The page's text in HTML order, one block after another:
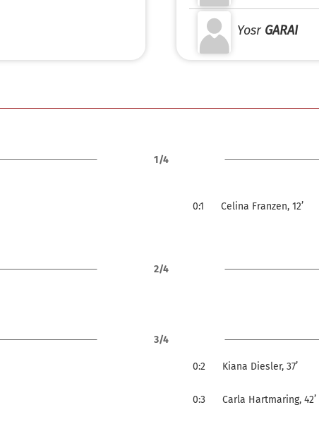
Yosr GARAI
1/4
0:1
Celina Franzen, 12’
2/4
3/4
0:2 Kiana Diesler, 37’
0:3
Carla Hartmaring, 42’